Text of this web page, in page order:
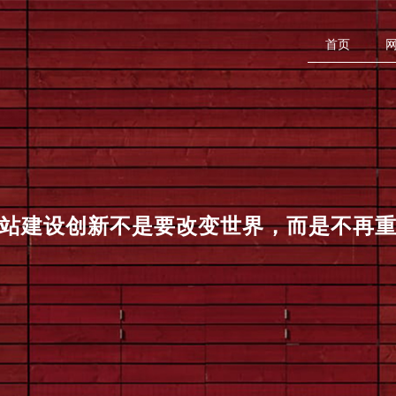
首页
建设创新不是要改变世界，而是不再